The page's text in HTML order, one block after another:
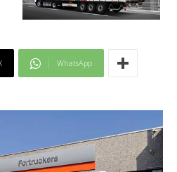
WhatsApp